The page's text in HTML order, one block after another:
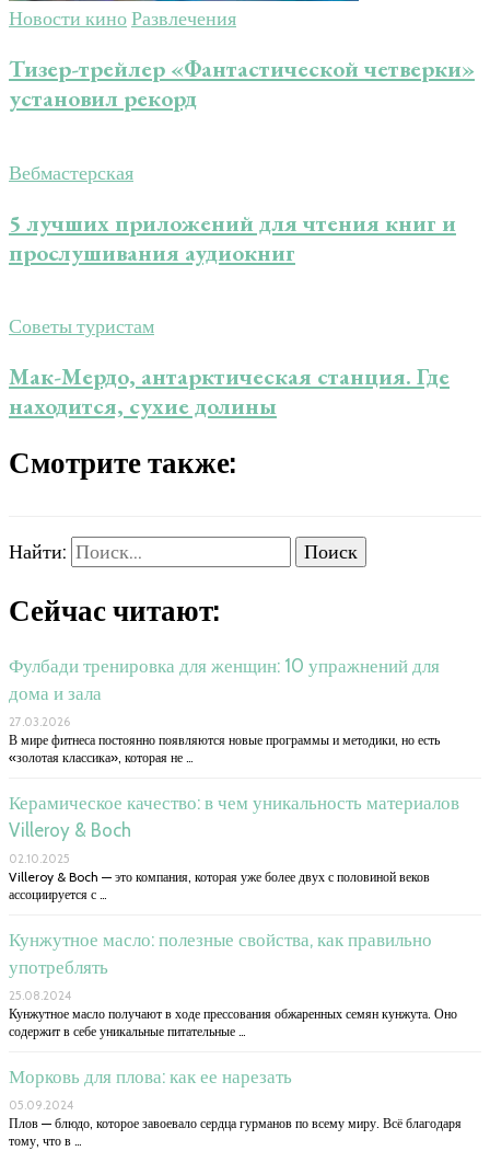
Новости киноРазвлечения
Тизер-трейлер «Фантастической четверки»
установил рекорд
Вебмастерская
5 лучших приложений для чтения книг и
прослушивания аудиокниг
Советы туристам
Мак-Мердо, антарктическая станция. Где
находится, сухие долины
Смотрите также:
Найти:
Сейчас читают:
Фулбади тренировка для женщин: 10 упражнений для
дома и зала
27.03.2026
В мире фитнеса постоянно появляются новые программы и методики, но есть
«золотая классика», которая не …
Керамическое качество: в чем уникальность материалов
Villeroy & Boch
02.10.2025
Villeroy & Boch — это компания, которая уже более двух с половиной веков
ассоциируется с …
Кунжутное масло: полезные свойства, как правильно
употреблять
25.08.2024
Кунжутное масло получают в ходе прессования обжаренных семян кунжута. Оно
содержит в себе уникальные питательные …
Морковь для плова: как ее нарезать
05.09.2024
Плов — блюдо, которое завоевало сердца гурманов по всему миру. Всё благодаря
тому, что в …